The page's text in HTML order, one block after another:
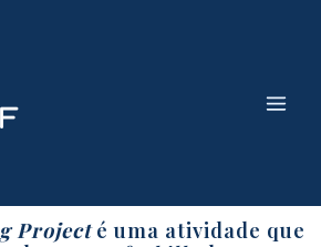
Projecté uma atividade que